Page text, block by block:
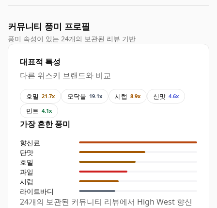
커뮤니티 풍미 프로필
풍미 속성이 있는 24개의 보관된 리뷰 기반
대표적 특성
다른 위스키 브랜드와 비교
호밀 21.7x 모닥불 19.1x 시럽 8.9x 신맛 4.6x
민트 4.1x
가장 흔한 풍미
향신료
단맛
호밀
과일
시럽
라이트바디
24개의 보관된 커뮤니티 리뷰에서 High West 향신